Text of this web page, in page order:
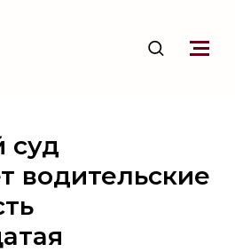
суд
водительские